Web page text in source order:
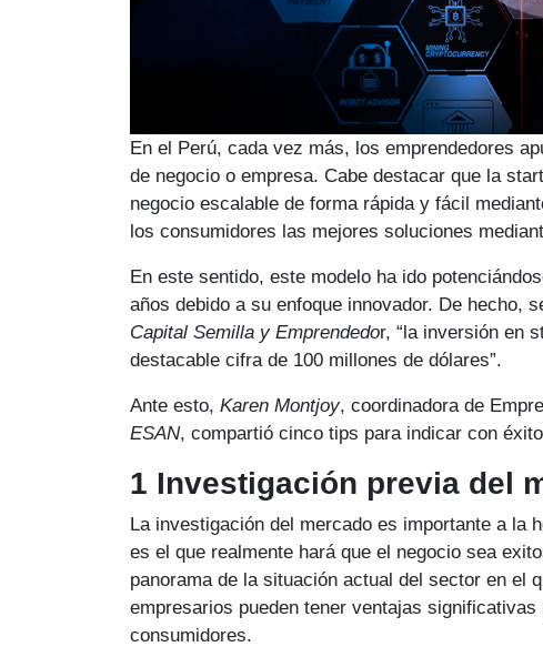
En el Perú, cada vez más, los emprendedores
de negocio o empresa. Cabe destacar que la
negocio escalable de forma rápida y fácil
los consumidores las mejores soluciones
En este sentido, este modelo ha ido
años debido a su enfoque innovador. De hecho,
Capital Semilla y Emprendedor, “la inversión en
destacable cifra de 100 millones de dólares”.
Ante esto, Karen Montjoy, coordinadora de
ESAN, compartió cinco tips para indicar con
1 Investigación previa del
La investigación del mercado es importante a la
es el que realmente hará que el negocio sea
panorama de la situación actual del sector en el
empresarios pueden tener ventajas
consumidores.